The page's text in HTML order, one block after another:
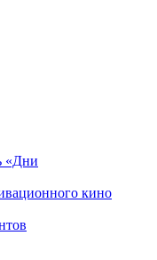
«Дни
кино